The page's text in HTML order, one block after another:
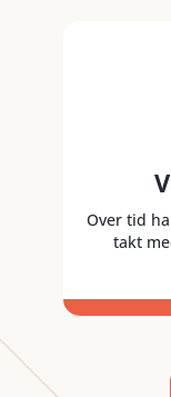
Over tid
takt